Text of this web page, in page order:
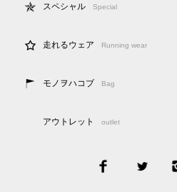
スペシャル Special
走れるウェア Running wear
モノヲハコブ Bag
アウトレット outlet